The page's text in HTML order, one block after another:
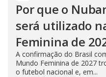
Por que o
será utilizado
Feminina de
A confirmação do Brasil
Mundo Feminina de 2027
o futebol nacional e, em...